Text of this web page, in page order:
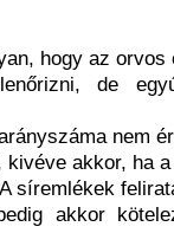
hogy az orvos
de
nem
akkor, ha
síremlékek
akkor